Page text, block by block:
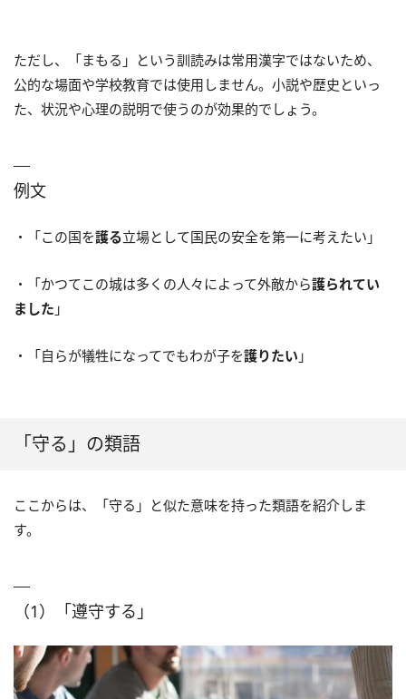
ただし、「まもる」という訓読みは常用漢字ではないため、
公的な場面や学校教育では使用しません。小説や歴史といっ
た、状況や心理の説明で使うのが効果的でしょう。
例文
・「この国を護る立場として国民の安全を第一に考えたい」
・「かつてこの城は多くの人々によって外敵から護られてい
ました 」
・「自らが犠牲になってでもわが子を護りたい 」
「守る」の類語
ここからは、「守る」と似た意味を持った類語を紹介しま
す。
（1）「遵守する」